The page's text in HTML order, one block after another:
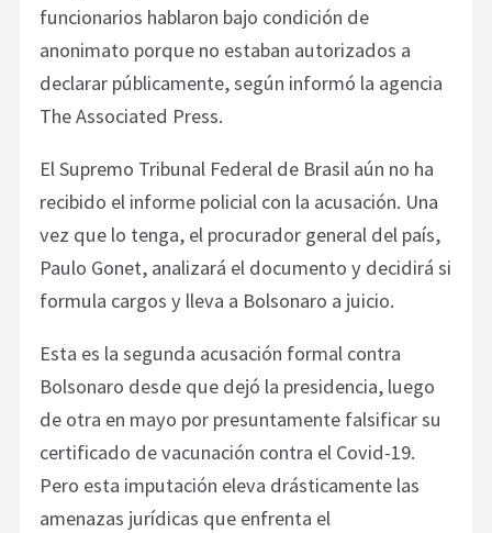
funcionarios hablaron bajo condición de
anonimato porque no estaban autorizados a
declarar públicamente, según informó la agencia
The Associated Press.
El Supremo Tribunal Federal de Brasil aún no ha
recibido el informe policial con la acusación. Una
vez que lo tenga, el procurador general del país,
Paulo Gonet, analizará el documento y decidirá si
formula cargos y lleva a Bolsonaro a juicio.
Esta es la segunda acusación formal contra
Bolsonaro desde que dejó la presidencia, luego
de otra en mayo por presuntamente falsificar su
certificado de vacunación contra el Covid-19.
Pero esta imputación eleva drásticamente las
amenazas jurídicas que enfrenta el